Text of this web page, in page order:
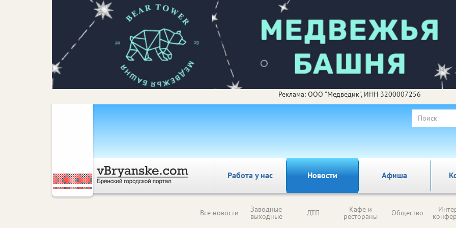
Реклама: ООО "Медведик", ИНН 3200007256
Работа у нас Новости Афиша
Все новости Заводные
выходные ДТП Кафе и
рестораны Общество